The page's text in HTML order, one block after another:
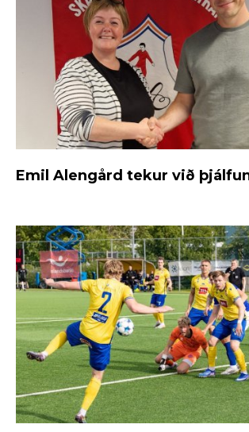
Emil Alengård tekur við